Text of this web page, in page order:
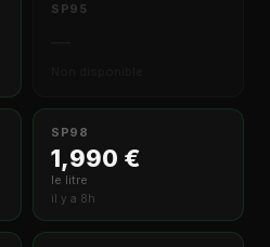
SP95
SP98
1,990 €
le litre
il y a 8h